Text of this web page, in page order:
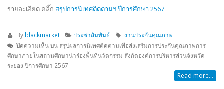
รายละเอียด คลิ๊ก สรุปการนิเทศติดตามฯ ปีการศึกษา 2567
By blackmarket ประชาสัมพันธ์
งานประกันคุณภาพ
ปิดความเห็นบน สรุปผลการนิเทศติดตามเพื่อส่งเสริมการประกันคุณภาพการ
ศึกษาภายในสถานศึกษานำร่องพื้นที่นวัตกรรม สังกัดองค์การบริหารส่วนจังหวัด
ระยอง ปีการศึกษา 2567
Read more...